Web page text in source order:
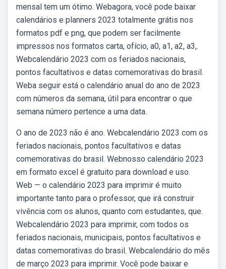
mensal tem um ótimo. Webagora, você pode baixar
calendários e planners 2023 totalmente grátis nos
formatos pdf e png, que podem ser facilmente
impressos nos formatos carta, ofício, a0, a1, a2, a3,.
Webcalendário 2023 com os feriados nacionais,
pontos facultativos e datas comemorativas do brasil.
Weba seguir está o calendário anual do ano de 2023
com números da semana, útil para encontrar o que
semana número pertence a uma data.
O ano de 2023 não é ano. Webcalendário 2023 com os
feriados nacionais, pontos facultativos e datas
comemorativas do brasil. Webnosso calendário 2023
em formato excel é gratuito para download e uso.
Web — o calendário 2023 para imprimir é muito
importante tanto para o professor, que irá construir
vivência com os alunos, quanto com estudantes, que.
Webcalendário 2023 para imprimir, com todos os
feriados nacionais, municipais, pontos facultativos e
datas comemorativas do brasil. Webcalendário do mês
de março 2023 para imprimir. Você pode baixar e